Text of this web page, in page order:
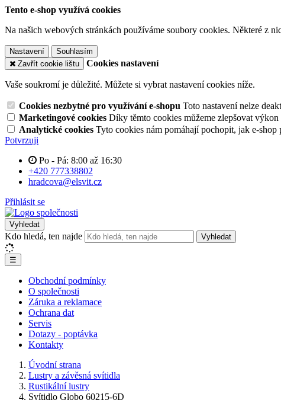
Tento e-shop využívá cookies
Na našich webových stránkách používáme soubory cookies. Některé z
Nastavení
Souhlasím
Zavřít cookie lištu
Cookies nastavení
Vaše soukromí je důležité. Můžete si vybrat nastavení cookies níže.
Cookies nezbytné pro využívání e-shopu Toto nastavení nelze
Marketingové cookies Díky těmto cookies můžeme zlepšovat
Analytické cookies Tyto cookies nám pomáhají pochopit, jak e-
Potvrzuji
Po - Pá: 8:00 až 16:30
+420 777338802
hradcova@elsvit.cz
Přihlásit se
Vyhledat
Kdo hledá, ten najde Vyhledat
☰
Obchodní podmínky
O společnosti
Záruka a reklamace
Ochrana dat
Servis
Dotazy - poptávka
Kontakty
Úvodní strana
Lustry a závěsná svítidla
Rustikální lustry
Svítidlo Globo 60215-6D